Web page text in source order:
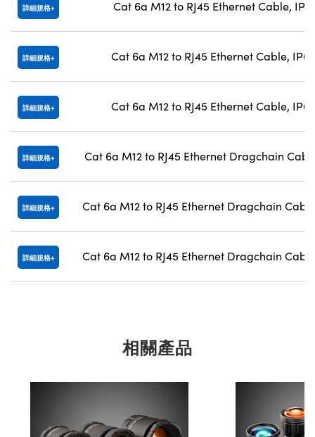
詳細規格 Cat 6a M12 to RJ45 Ethernet Cable,
詳細規格 Cat 6a M12 to RJ45 Ethernet Cable,
詳細規格 Cat 6a M12 to RJ45 Ethernet Cable,
詳細規格 Cat 6a M12 to RJ45 Ethernet Dragchain
詳細規格 Cat 6a M12 to RJ45 Ethernet Dragchain
詳細規格 Cat 6a M12 to RJ45 Ethernet Dragchain
相關產品